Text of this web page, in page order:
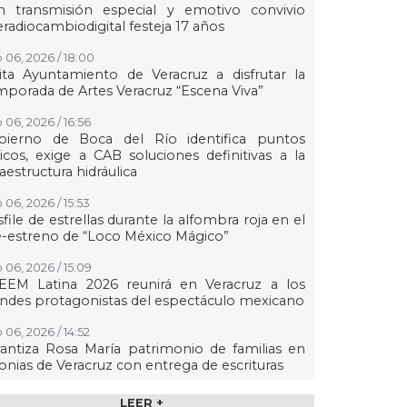
transmisión especial y emotivo convivio
festeja 17 años
06, 2026 / 18:00
Ayuntamiento de Veracruz a disfrutar la
de Artes Veracruz “Escena Viva”
06, 2026 / 16:56
de Boca del Río identifica puntos
exige a CAB soluciones definitivas a la
hidráulica
06, 2026 / 15:53
de estrellas durante la alfombra roja en el
estreno de “Loco México Mágico”
06, 2026 / 15:09
Latina 2026 reunirá en Veracruz a los
protagonistas del espectáculo mexicano
06, 2026 / 14:52
Rosa María patrimonio de familias en
de Veracruz con entrega de escrituras
06, 2026 / 14:45 LEER +